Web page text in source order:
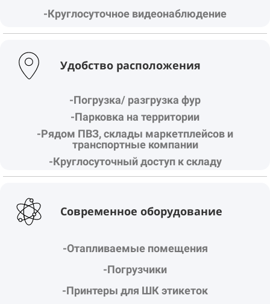
-Круглосуточное видеонаблюдение
Удобство расположения
-Погрузка/ разгрузка фур
-Парковка на территории
-Рядом ПВЗ, склады маркетплейсов и
транспортные компании
-Круглосуточный доступ к складу
Современное оборудование
-Отапливаемые помещения
-Погрузчики
-Принтеры для ШК этикеток